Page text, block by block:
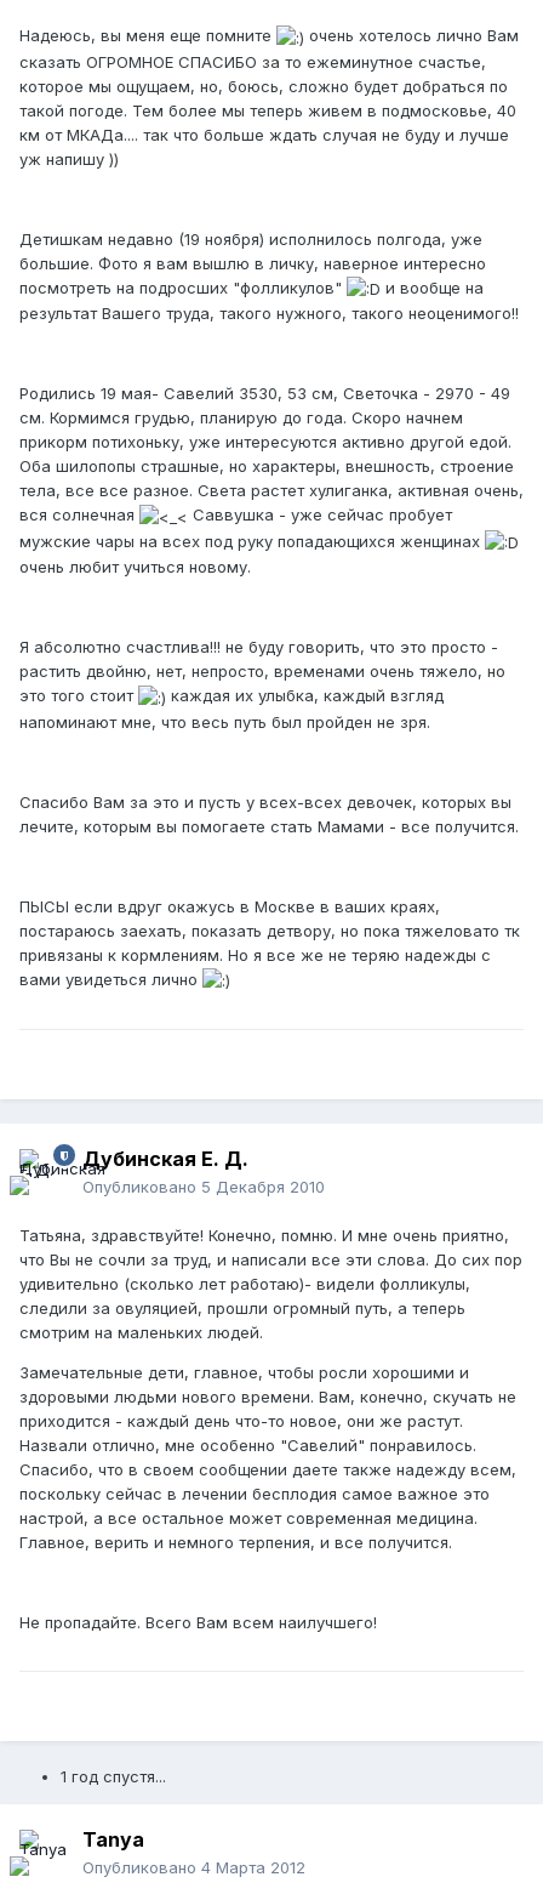
Надеюсь, вы меня еще помните
очень хотелось лично Вам
сказать ОГРОМНОЕ СПАСИБО за то ежеминутное счастье,
которое мы ощущаем, но, боюсь, сложно будет добраться по
такой погоде. Тем более мы теперь живем в подмосковье, 40
км от МКАДа.... так что больше ждать случая не буду и лучше
уж напишу ))
Детишкам недавно (19 ноября) исполнилось полгода, уже
большие. Фото я вам вышлю в личку, наверное интересно
посмотреть на подросших "фолликулов"
и вообще на
результат Вашего труда, такого нужного, такого неоценимого!!
Родились 19 мая- Савелий 3530, 53 см, Светочка - 2970 - 49
см. Кормимся грудью, планирую до года. Скоро начнем
прикорм потихоньку, уже интересуются активно другой едой.
Оба шилопопы страшные, но характеры, внешность, строение
тела, все все разное. Света растет хулиганка, активная очень,
вся солнечная
Саввушка - уже сейчас пробует
мужские чары на всех под руку попадающихся женщинах
очень любит учиться новому.
Я абсолютно счастлива!!! не буду говорить, что это просто -
растить двойню, нет, непросто, временами очень тяжело, но
это того стоит
каждая их улыбка, каждый взгляд
напоминают мне, что весь путь был пройден не зря.
Спасибо Вам за это и пусть у всех-всех девочек, которых вы
лечите, которым вы помогаете стать Мамами - все получится.
ПЫСЫ если вдруг окажусь в Москве в ваших краях,
постараюсь заехать, показать детвору, но пока тяжеловато тк
привязаны к кормлениям. Но я все же не теряю надежды с
вами увидеться лично
Дубинская Е. Д.
Опубликовано 5 Декабря 2010
Татьяна, здравствуйте! Конечно, помню. И мне очень приятно,
что Вы не сочли за труд, и написали все эти слова. До сих пор
удивительно (сколько лет работаю)- видели фолликулы,
следили за овуляцией, прошли огромный путь, а теперь
смотрим на маленьких людей.
Замечательные дети, главное, чтобы росли хорошими и
здоровыми людьми нового времени. Вам, конечно, скучать не
приходится - каждый день что-то новое, они же растут.
Назвали отлично, мне особенно "Савелий" понравилось.
Спасибо, что в своем сообщении даете также надежду всем,
поскольку сейчас в лечении бесплодия самое важное это
настрой, а все остальное может современная медицина.
Главное, верить и немного терпения, и все получится.
Не пропадайте. Всего Вам всем наилучшего!
1 год спустя...
Tanya
Опубликовано 4 Марта 2012